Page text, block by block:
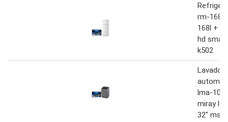
rm-
168l +
hd
k502
Lavadora
lma-102
miray
32"